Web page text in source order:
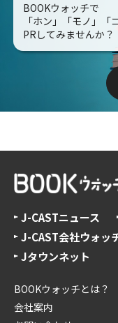
BOOKウォッチで
「ホン」「モノ」「
PRしてみませんか？
J-CASTニュース
J-CAST会社ウォッ
Jタウンネット
BOOKウォッチとは？
会社案内